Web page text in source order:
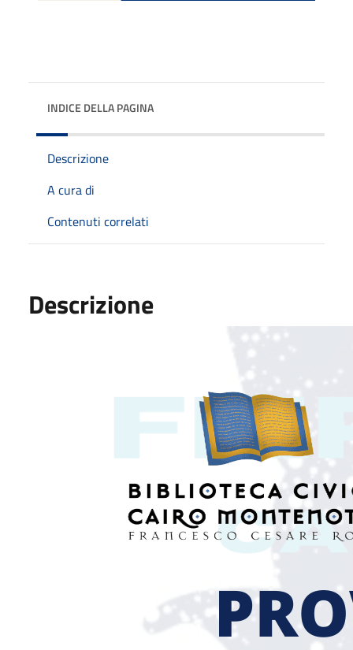
INDICE DELLA PAGINA
Descrizione
A cura di
Contenuti correlati
Descrizione